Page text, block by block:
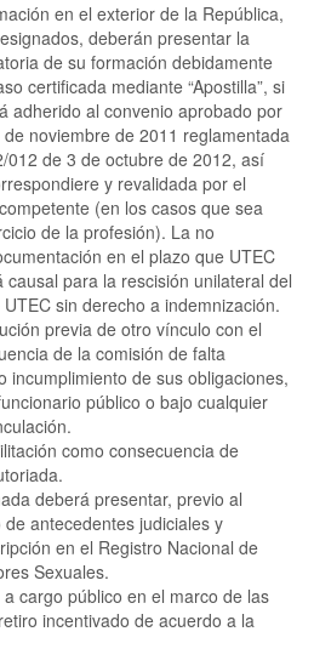
en el exterior de la República,
deberán presentar la
de su formación debidamente
certificada mediante “Apostilla”, si
adherido al convenio aprobado por
noviembre de 2011 reglamentada
012 de 3 de octubre de 2012, así
y revalidada por el
(en los casos que sea
de la profesión). La no
en el plazo que UTEC
causal para la rescisión unilateral del
sin derecho a indemnización.
previa de otro vínculo con el
de la comisión de falta
incumplimiento de sus obligaciones,
público o bajo cualquier
como consecuencia de
deberá presentar, previo al
antecedentes judiciales y
en el Registro Nacional de
Sexuales.
cargo público en el marco de las
incentivado de acuerdo a la